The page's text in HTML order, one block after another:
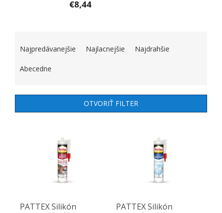
€8,44
Najpredávanejšie Najlacnejšie Najdrahšie
Abecedne
OTVORIŤ FILTER
PATTEX Silikón
PATTEX Silikón